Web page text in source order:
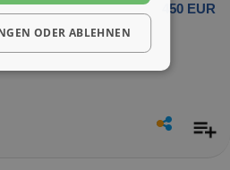
450 EUR
ODER ABLEHNEN